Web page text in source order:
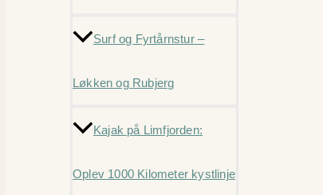
Surf og Fyrtårnstur –
Løkken og Rubjerg
Kajak på Limfjorden:
Oplev 1000 Kilometer kystlinje